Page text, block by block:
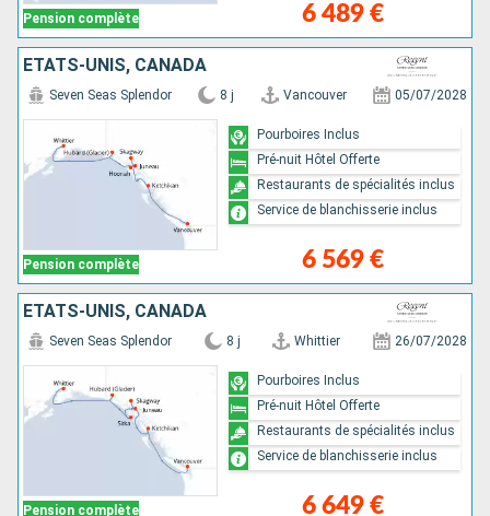
Pension complète 6 489 €
ÉTATS-UNIS, CANADA
Pension complète
Seven Seas Splendor 8 j Vancouver 05/07/2028
6 569 €
Pourboires Inclus
Pré-nuit Hôtel Offerte
Restaurants de spécialités inclus
Service de blanchisserie inclus
ÉTATS-UNIS, CANADA
Pension complète
Seven Seas Splendor 8 j Whittier 26/07/2028
6 649 €
Pourboires Inclus
Pré-nuit Hôtel Offerte
Restaurants de spécialités inclus
Service de blanchisserie inclus